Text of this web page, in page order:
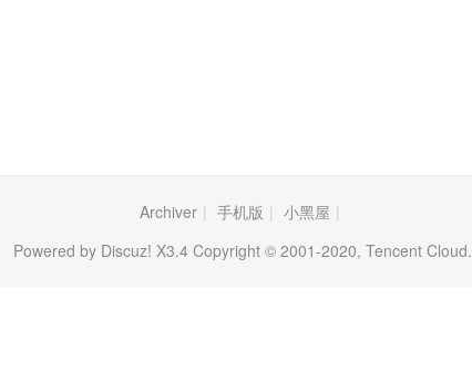
Archiver | 手机版 | 小黑屋 |
Powered by Discuz! X3.4 Copyright © 2001-2020, Tencent Cloud.